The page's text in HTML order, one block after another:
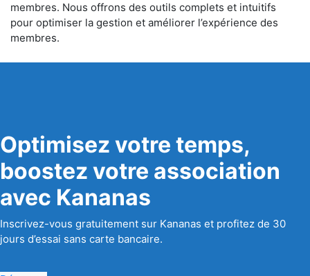
membres. Nous offrons des outils complets et intuitifs
pour optimiser la gestion et améliorer l’expérience des
membres.
Optimisez votre temps,
boostez votre association
avec Kananas
Inscrivez-vous gratuitement sur Kananas et profitez de 30
jours d’essai sans carte bancaire.